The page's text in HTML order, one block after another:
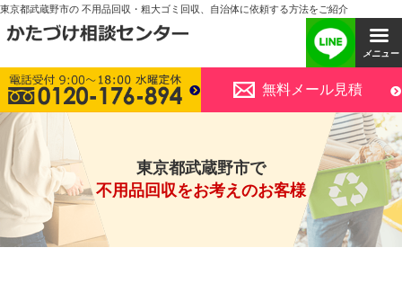
東京都武蔵野市の 不用品回収・粗大ゴミ回収、自治体に依頼する方法をご紹介
無料メール見積
東京都武蔵野市で
不用品回収をお考えのお客様